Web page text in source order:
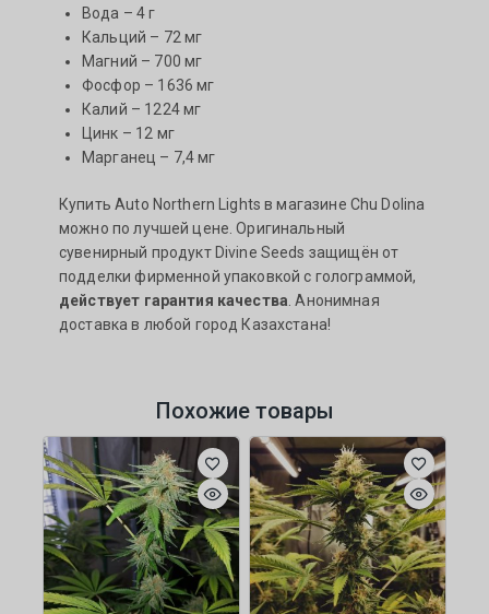
Вода – 4 г
Кальций – 72 мг
Магний – 700 мг
Фосфор – 1636 мг
Калий – 1224 мг
Цинк – 12 мг
Марганец – 7,4 мг
Купить Auto Northern Lights в магазине Chu Dolina
можно по лучшей цене. Оригинальный
сувенирный продукт Divine Seeds защищён от
подделки фирменной упаковкой с голограммой,
действует гарантия качества . Анонимная
доставка в любой город Казахстана!
Похожие товары